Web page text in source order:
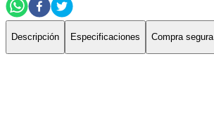
Descripción Especificaciones Compra segura